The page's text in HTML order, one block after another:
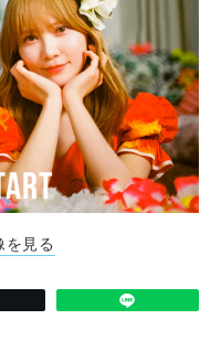
を見る